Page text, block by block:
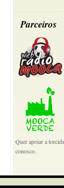
Parceiros
Quer apoiar a
conosco.